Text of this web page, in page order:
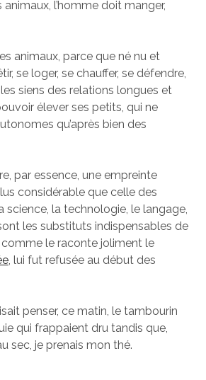
l’homme doit manger,
animaux, parce que né nu et
se loger, se chauffer, se défendre,
siens des relations longues et
élever ses petits, qui ne
qu’après bien des
par essence, une empreinte
considérable que celle des
science, la technologie, le langage,
sont les substituts indispensables de
le raconte joliment le
, lui fut refusée au début des
penser, ce matin, le tambourin
qui frappaient dru tandis que,
sec, je prenais mon thé.